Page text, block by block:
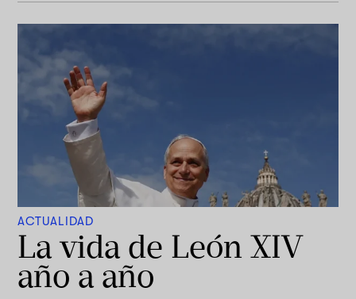
ACTUALIDAD
La vida de León XIV
año a año